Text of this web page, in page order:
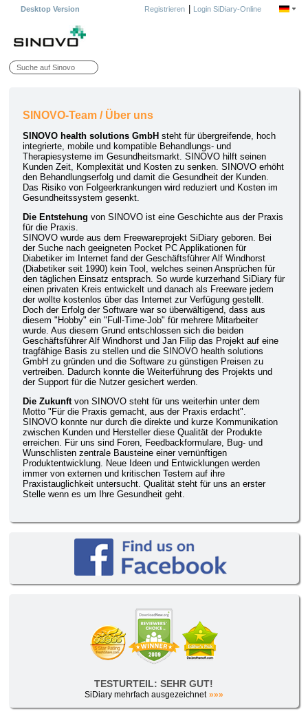
Desktop Version Registrieren| Login SiDiary-Online
SINOVO-Team / Über uns
SINOVO health solutions GmbH steht für übergreifende, hoch
integrierte, mobile und kompatible Behandlungs- und
Therapiesysteme im Gesundheitsmarkt. SINOVO hilft seinen
Kunden Zeit, Komplexität und Kosten zu senken. SINOVO erhöht
den Behandlungserfolg und damit die Gesundheit der Kunden.
Das Risiko von Folgeerkrankungen wird reduziert und Kosten im
Gesundheitssystem gesenkt.
Die Entstehung von SINOVO ist eine Geschichte aus der Praxis
für die Praxis.
SINOVO wurde aus dem Freewareprojekt SiDiary geboren. Bei
der Suche nach geeigneten Pocket PC Applikationen für
Diabetiker im Internet fand der Geschäftsführer Alf Windhorst
(Diabetiker seit 1990) kein Tool, welches seinen Ansprüchen für
den täglichen Einsatz entsprach. So wurde kurzerhand SiDiary für
einen privaten Kreis entwickelt und danach als Freeware jedem
der wollte kostenlos über das Internet zur Verfügung gestellt.
Doch der Erfolg der Software war so überwältigend, dass aus
diesem "Hobby" ein "Full-Time-Job" für mehrere Mitarbeiter
wurde. Aus diesem Grund entschlossen sich die beiden
Geschäftsführer Alf Windhorst und Jan Filip das Projekt auf eine
tragfähige Basis zu stellen und die SINOVO health solutions
GmbH zu gründen und die Software zu günstigen Preisen zu
vertreiben. Dadurch konnte die Weiterführung des Projekts und
der Support für die Nutzer gesichert werden.
Die Zukunft von SINOVO steht für uns weiterhin unter dem
Motto "Für die Praxis gemacht, aus der Praxis erdacht".
SINOVO konnte nur durch die direkte und kurze Kommunikation
zwischen Kunden und Hersteller diese Qualität der Produkte
erreichen. Für uns sind Foren, Feedbackformulare, Bug- und
Wunschlisten zentrale Bausteine einer vernünftigen
Produktentwicklung. Neue Ideen und Entwicklungen werden
immer von externen und kritischen Testern auf ihre
Praxistauglichkeit untersucht. Qualität steht für uns an erster
Stelle wenn es um Ihre Gesundheit geht.
TESTURTEIL: SEHR GUT!
SiDiary mehrfach ausgezeichnet »»»